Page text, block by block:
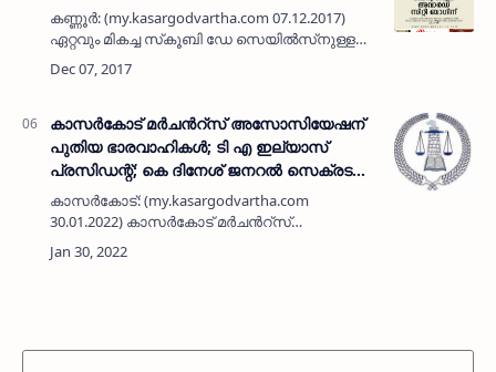
കണ്ണൂര്‍: (my.kasargodvartha.com 07.12.2017)
ഏറ്റവും മികച്ച സ്‌കൂബി ഡേ സെയില്‍സ്‌നുള്ള
ബെസ്റ്റ് സെല്ലര്‍ അവാര്‍ഡ് സിറ്റി ബാഗിന്
ലഭിച്ചു. കണ്ണൂര്‍ നിള ഹോട്ടലില്‍ നടന്ന ചടങ്ങില്‍
കാസർകോട് മർചൻറ്സ് അസോസിയേഷന്
പുതിയ ഭാരവാഹികൾ; ടി എ ഇല്യാസ്
പ്രസിഡന്റ്; കെ ദിനേശ് ജനറൽ സെക്രടറി;
നഈം അങ്കോള ട്രഷറർ
കാസർകോട്: (my.kasargodvartha.com
30.01.2022) കാസർകോട് മർചൻറ്സ്
അസോസിയേഷന്റെ 2022 - 24 വർഷത്തെ പുതിയ
ഭാരവാഹികളെ തെരഞ്ഞെടുത്തു. ടി എ